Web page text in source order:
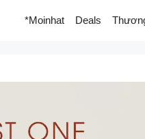
*Moinhat Deals